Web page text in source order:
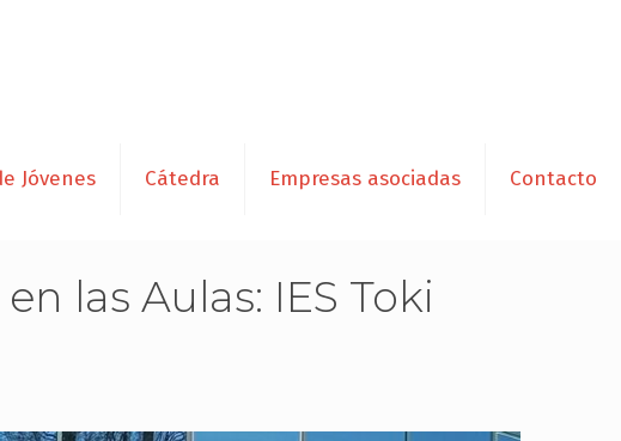
Jóvenes Cátedra Empresas asociadas Contacto
las Aulas: IES Toki